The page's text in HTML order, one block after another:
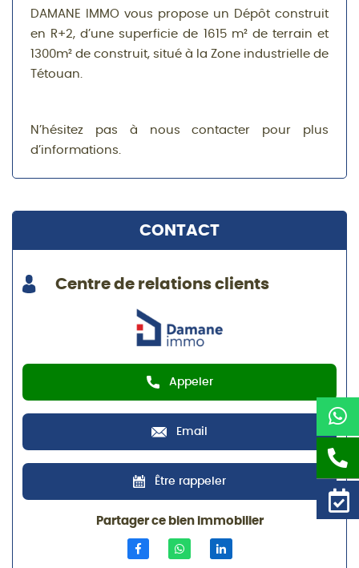
DAMANE IMMO vous propose un Dépôt construit
en R+2, d’une superficie de 1615 m² de terrain et
1300m² de construit, situé à la Zone industrielle de
Tétouan.
N’hésitez pas à nous contacter pour plus
d’informations.
CONTACT
Centre de relations clients
Appeler
Email
Être rappeler
Partager ce bien immobilier